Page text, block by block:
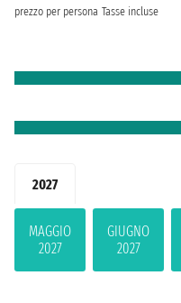
2027
MAGGIO
2027
GIUGNO
2027
prezzo per persona Tasse incluse